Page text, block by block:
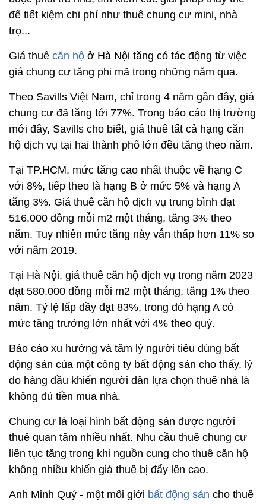
để tiết kiệm chi phí như thuê chung cư mini, nhà
trọ...
Giá thuê căn hộ ở Hà Nội tăng có tác động từ việc
giá chung cư tăng phi mã trong những năm qua.
Theo Savills Việt Nam, chỉ trong 4 năm gần đây, giá
chung cư đã tăng tới 77%. Trong báo cáo thị trường
mới đây, Savills cho biết, giá thuê tất cả hạng căn
hộ dịch vụ tại hai thành phố lớn đều tăng theo năm.
Tại TP.HCM, mức tăng cao nhất thuộc về hạng C
với 8%, tiếp theo là hạng B ở mức 5% và hạng A
tăng 3%. Giá thuê căn hộ dịch vụ trung bình đạt
516.000 đồng mỗi m2 một tháng, tăng 3% theo
năm. Tuy nhiên mức tăng này vẫn thấp hơn 11% so
với năm 2019.
Tại Hà Nội, giá thuê căn hộ dịch vụ trong năm 2023
đạt 580.000 đồng mỗi m2 một tháng, tăng 1% theo
năm. Tỷ lệ lấp đầy đạt 83%, trong đó hạng A có
mức tăng trưởng lớn nhất với 4% theo quý.
Báo cáo xu hướng và tâm lý người tiêu dùng bất
động sản của một công ty bất động sản cho thấy, lý
do hàng đầu khiến người dân lựa chọn thuê nhà là
không đủ tiền mua nhà.
Chung cư là loại hình bất động sản được người
thuê quan tâm nhiều nhất. Nhu cầu thuê chung cư
liên tục tăng trong khi nguồn cung cho thuê căn hộ
không nhiều khiến giá thuê bị đẩy lên cao.
Anh Minh Quý - một môi giới bất động sản cho thuê